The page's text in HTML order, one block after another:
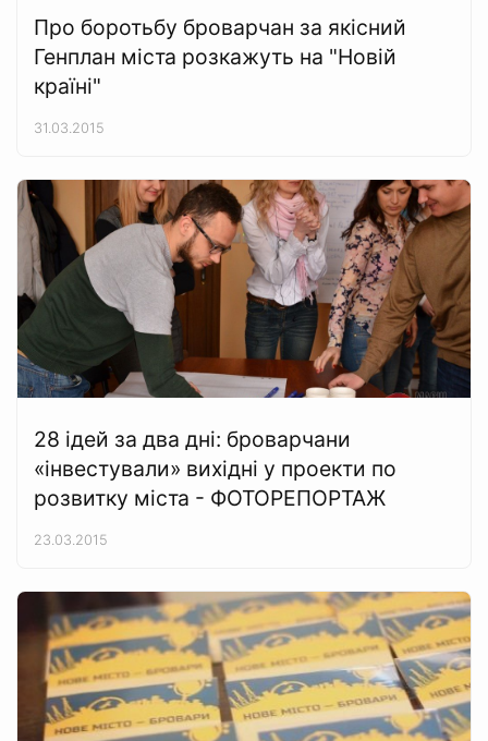
Про боротьбу броварчан за якісний
Генплан міста розкажуть на "Новій
країні"
31.03.2015
28 ідей за два дні: броварчани
«інвестували» вихідні у проекти по
розвитку міста - ФОТОРЕПОРТАЖ
23.03.2015